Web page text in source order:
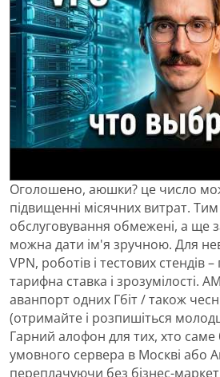
Оголошено, аюшки? це число
підвищенні місячних витрат.
обслуговування обмежені, а ще
можна дати ім'я зручною. Для
VPN, роботів і тестових стендів
тарифна ставка і зрозумілості.
аванпорт одних Гбіт / також
(отримайте і розпишіться
Гарний алофон для тих, хто
умовного сервера в Москві або
переплачуючи без бізнес-